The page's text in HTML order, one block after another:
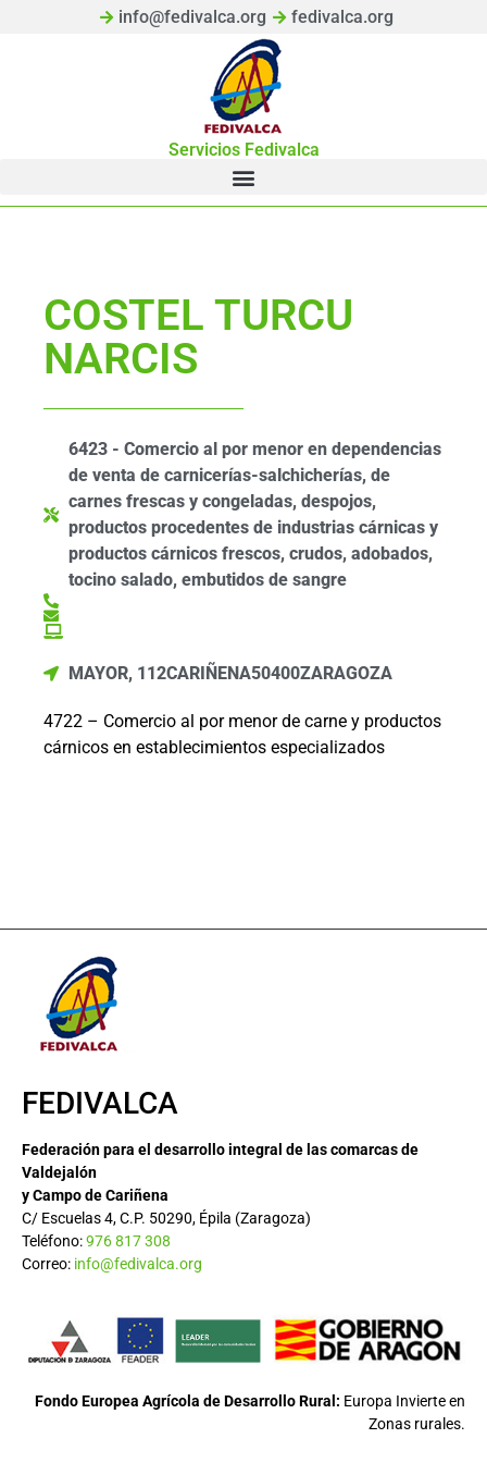
info@fedivalca.org fedivalca.org
Servicios Fedivalca
COSTEL TURCU
NARCIS
6423 - Comercio al por menor en dependencias
de venta de carnicerías-salchicherías, de
carnes frescas y congeladas, despojos,
productos procedentes de industrias cárnicas y
productos cárnicos frescos, crudos, adobados,
tocino salado, embutidos de sangre
MAYOR, 112CARIÑENA50400ZARAGOZA
4722 – Comercio al por menor de carne y productos
cárnicos en establecimientos especializados
FEDIVALCA
Federación para el desarrollo integral de las comarcas de
Valdejalón
y Campo de Cariñena
C/ Escuelas 4, C.P. 50290, Épila (Zaragoza)
Teléfono:976 817 308
Correo: info@fedivalca.org
Fondo Europea Agrícola de Desarrollo Rural: Europa Invierte en
Zonas rurales.